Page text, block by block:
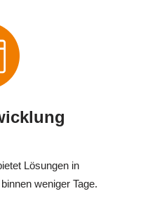
Lösungen in
weniger Tage.